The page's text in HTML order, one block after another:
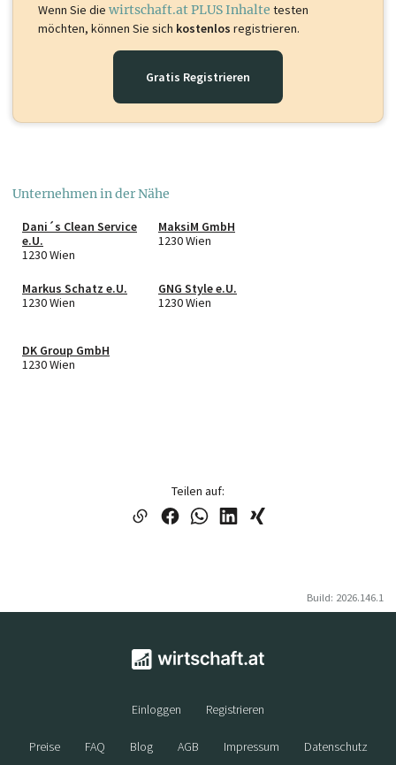
Wenn Sie die wirtschaft.at PLUS Inhalte testen
möchten, können Sie sich kostenlos registrieren.
Gratis Registrieren
Unternehmen in der Nähe
Dani´s Clean Service
e.U.
1230 Wien
MaksiM GmbH
1230 Wien
Markus Schatz e.U.
1230 Wien
GNG Style e.U.
1230 Wien
DK Group GmbH
1230 Wien
Teilen auf:
Build: 2026.146.1
Einloggen Registrieren
Preise FAQ Blog AGB Impressum Datenschutz